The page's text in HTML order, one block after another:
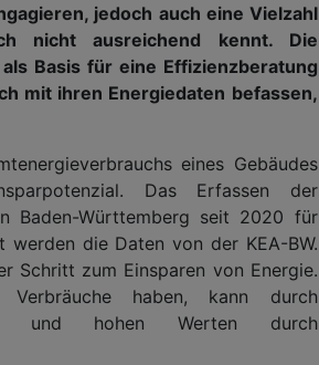
jedoch auch eine Vielzahl
nicht ausreichend kennt. Die
Basis für eine Effizienzberatung
mit ihren Energiedaten befassen,
eines Gebäudes
Das Erfassen der
Baden-Württemberg seit 2020 für
werden die Daten von der KEA-BW.
Schritt zum Einsparen von Energie.
haben, kann durch
und hohen Werten durch